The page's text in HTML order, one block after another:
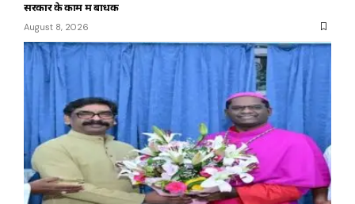
सरकार के काम में बाधक
August 8, 2026